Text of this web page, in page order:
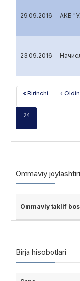
29.09.2016 АКБ
23.09.2016
« Birinchi ‹
24
Ommaviy
Ommaviy taklif
Birja hisobotlari